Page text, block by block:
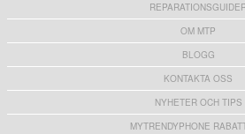
OM MTP
BLOGG
KONTAKTA OSS
NYHETER OCH TIPS
MYTRENDYPHONE